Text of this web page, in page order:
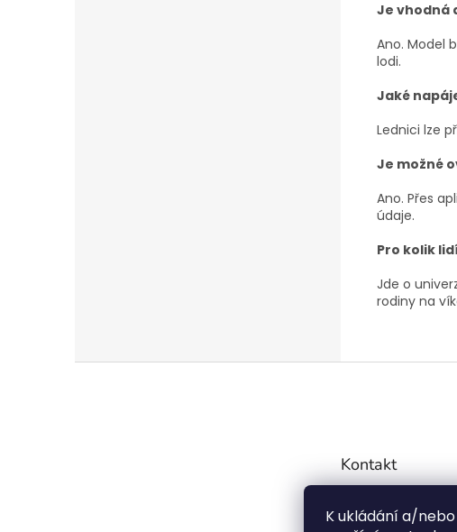
K ukládání a/
Je vhodná
Ano. Model
lodi.
Jaké
Lednici lze
Je možné
Ano. Přes
údaje.
Pro kolik
Jde o
rodiny na
Kontakt
775407757